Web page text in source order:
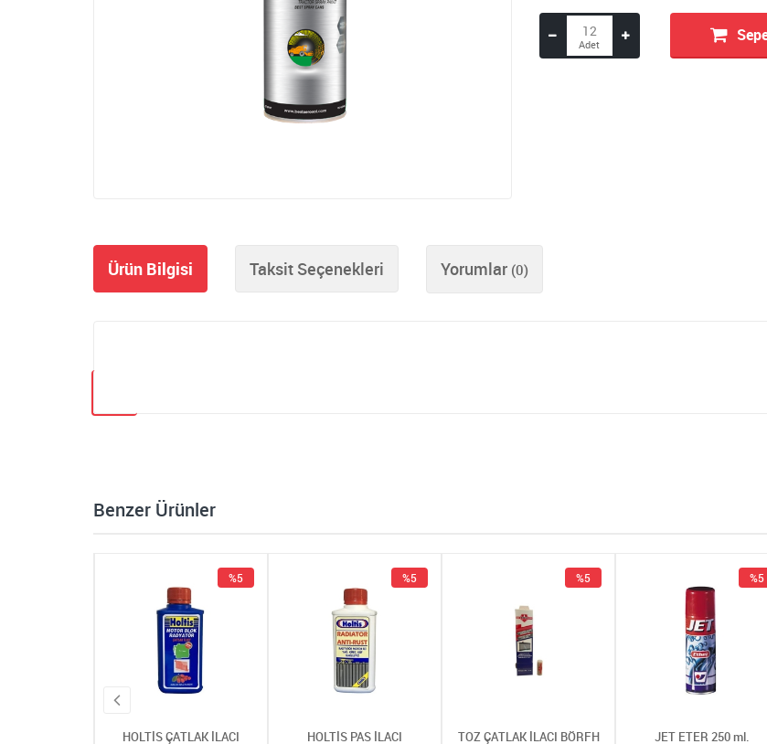
Ürün Bilgisi Taksit Seçenekleri Yorumlar (0)
Benzer Ürünler
HOLTİS ÇATLAK İLACI
%5
HOLTİS PAS İLACI
%5
TOZ ÇATLAK İLACI BÖRFH
%5
JET ETER 250 ml.
%5